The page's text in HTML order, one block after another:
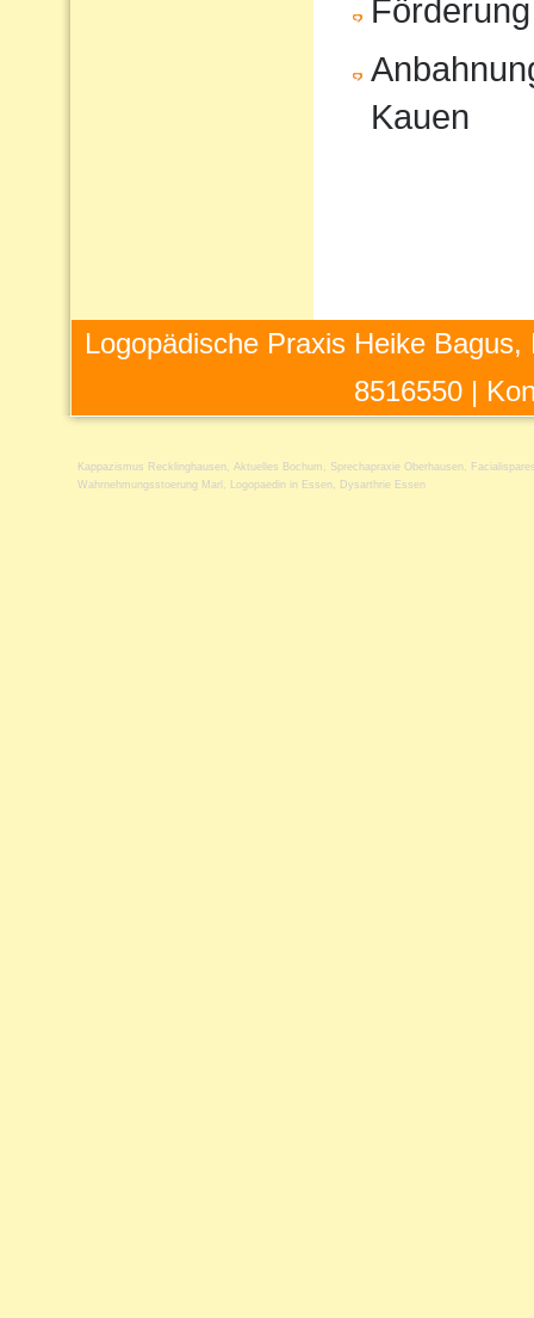
Kauen
Logopädische Praxis Heike
8516550 |
Kappazismus Recklinghausen Aktuelles Bochum Sprechapraxie Oberhausen
Wahrnehmungsstoerung Marl
Logopaedin in Essen Dysarthrie Essen